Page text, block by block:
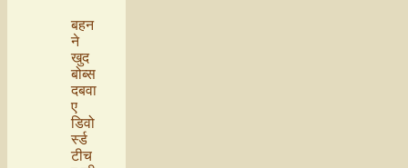
बहन
ने
खुद
बोब्स
दबवा
ए
डिवो
र्स्ड
टीच